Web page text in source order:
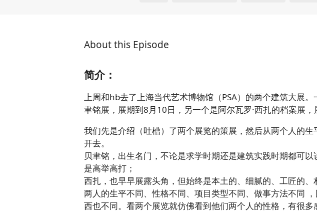
About this Episode
简介：
上周和hb去了上海当代艺术博物馆（PSA）的两个建筑大展
聿铭展，展期到8月10日，另一个是阿尔瓦罗·西扎的档案展，
我们先是介绍（吐槽）了两个展览的策展，然后从两个人的
开去。
贝聿铭，出生名门，不论是求学时期还是建筑实践时期都可
是高举高打；
西扎，也早早展露头角，但始终是本土的、细腻的、工匠的、
两人的生平不同、性格不同、项目类型不同、做事方法不同
西也不同。看两个展览就仿佛看到他们两个人的性格，有很多